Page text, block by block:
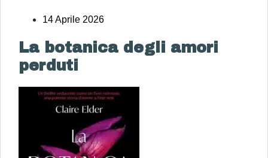
14 Aprile 2026
La botanica degli amori
perduti